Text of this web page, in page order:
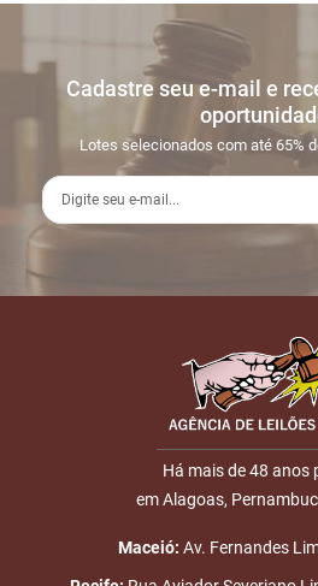
Cadastre seu e-mail e
Lotes selecionados com até 65%
Há mais de 48 anos
em Alagoas,
Maceió: Av. Fernandes